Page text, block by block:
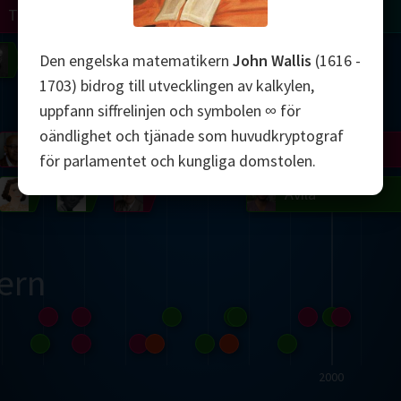
2000
Avila
Mirzakhani
Bourgain
Matiyasevich
Uhlenbeck
Easley
Penrose
Serre
Mandelbrot
Robinson
Blackwell
Gardner
Turing
Den engelska matematikern John Wallis (1616 -
1703) bidrog till utvecklingen av kalkylen,
uppfann siffrelinjen och symbolen ∞ för
oändlighet och tjänade som huvudkryptograf
för parlamentet och kungliga domstolen.